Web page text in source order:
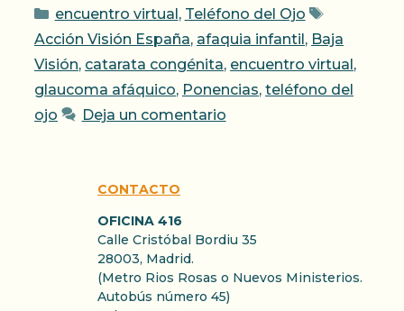
Categorías
encuentro virtual, Teléfono del Ojo
Acción Visión España, afaquia infantil, Baja
Visión, catarata congénita, encuentro virtual,
glaucoma afáquico, Ponencias, teléfono del
ojo
Deja un comentario
CONTACTO
OFICINA 416
Calle Cristóbal Bordiu 35
28003, Madrid.
(Metro Rios Rosas o Nuevos Ministerios.
Autobús número 45)